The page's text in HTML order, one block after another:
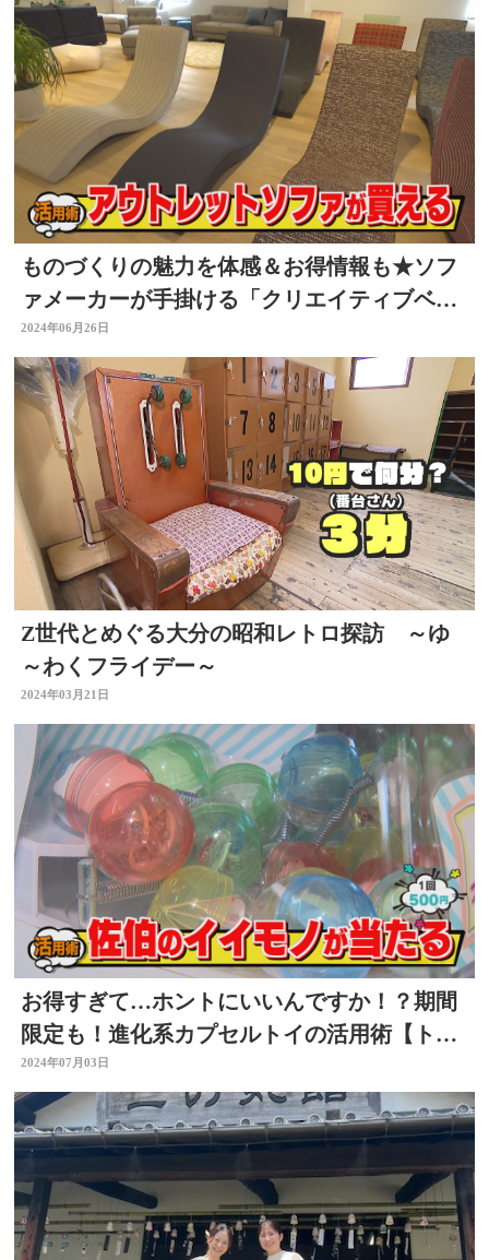
ものづくりの魅力を体感＆お得情報も★ソフ
ァメーカーが手掛ける「クリエイティブベー
ス ファブ」の全貌【トク活】
2024年06月26日
Z世代とめぐる大分の昭和レトロ探訪 ～ゆ
～わくフライデー～
2024年03月21日
お得すぎて…ホントにいいんですか！？期間
限定も！進化系カプセルトイの活用術【トク
活】
2024年07月03日